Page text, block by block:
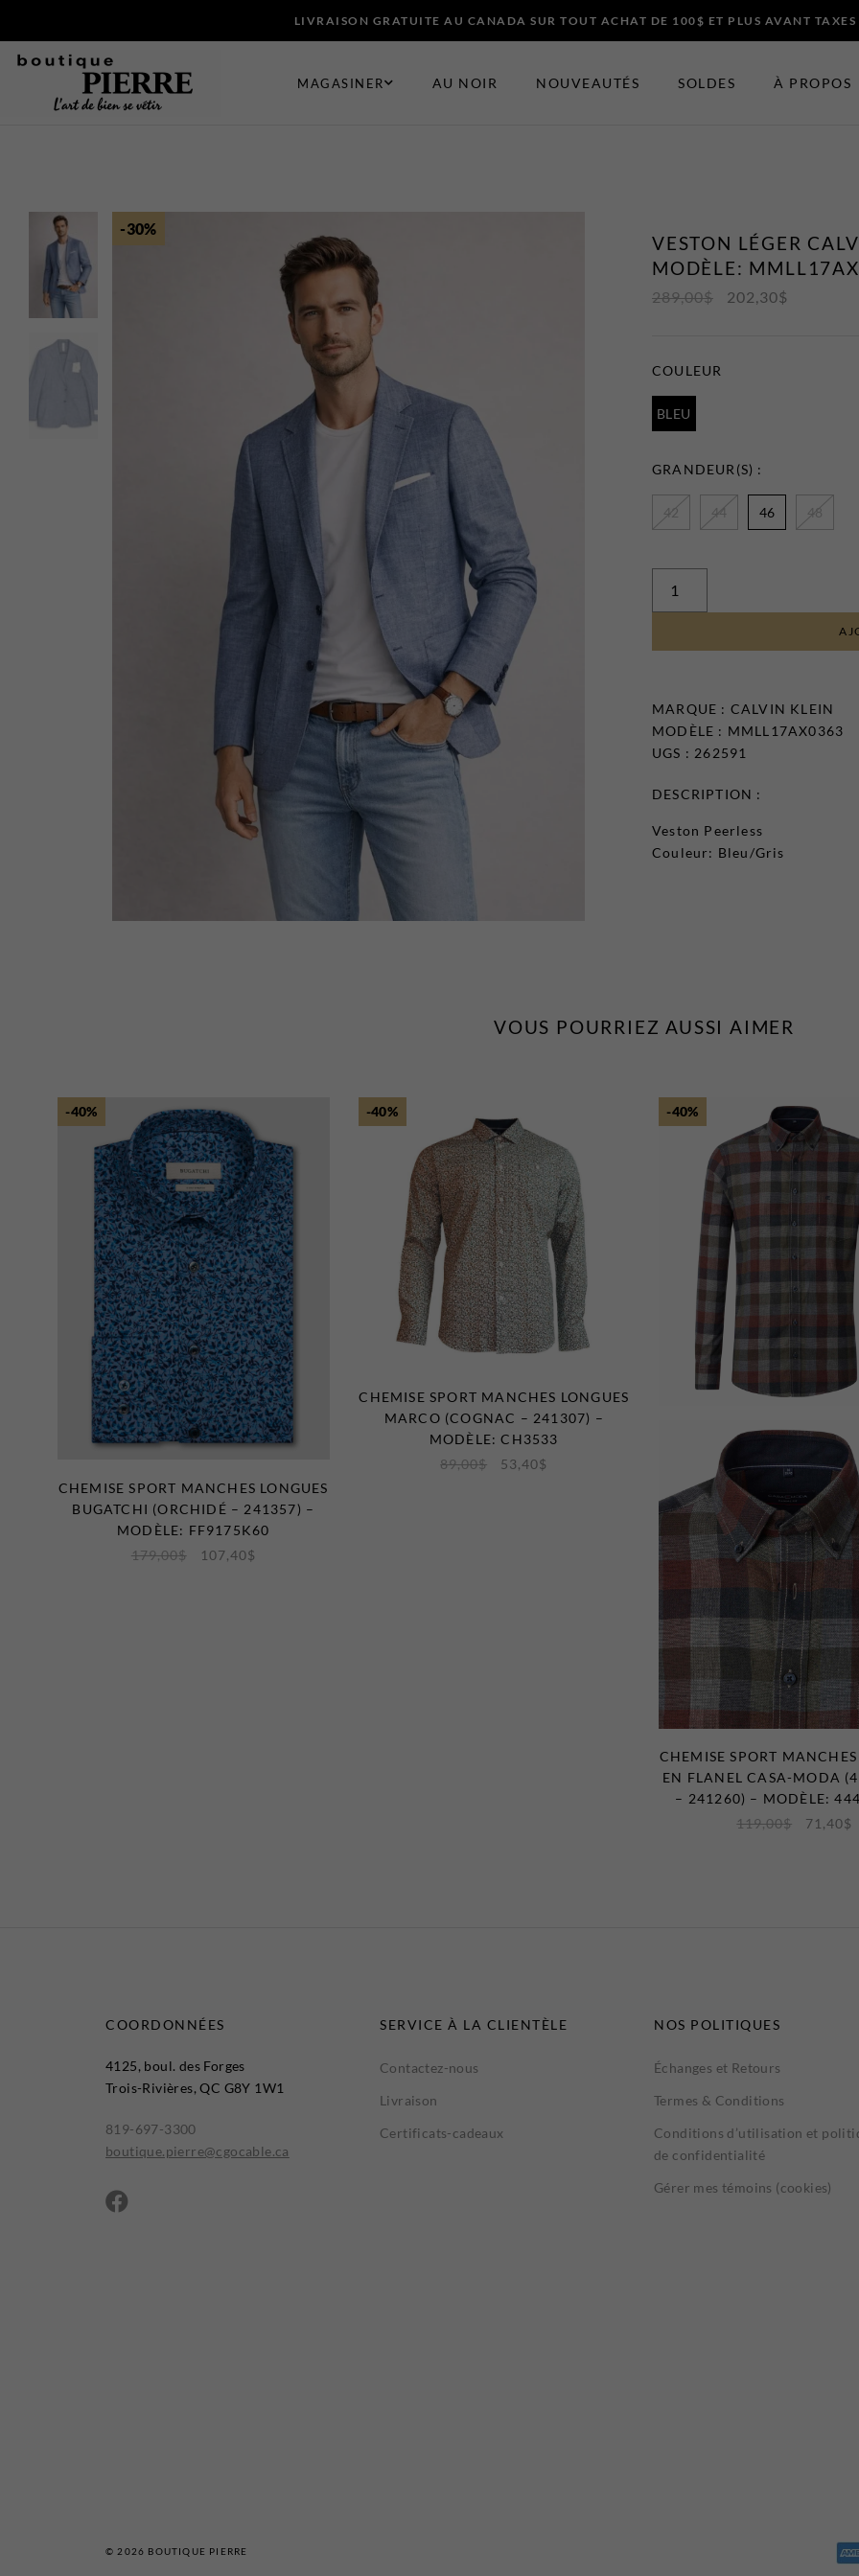
LIVRAISON GRATUITE AU CANADA SUR TOUT ACHAT DE 100$ ET PLUS AVANT TAXES
MAGASINER
Bermudas
Chandails et Cardigans
Chemises
Complets
Maillots de Bain
Ceintures et Bretelles
Chaussures
Cravates et Noeuds Papillons
Foulards et Chapeaux
Gants
Pochettes
Nouveautés
Soldes
Certificats-cadeaux
AU NOIR NOUVEAUTÉS SOLDES À PROPOS
-30%
VESTON LÉGER
MODÈLE:
289,00$ 202,30$
COULEUR
BLEU
GRANDEUR(S) :
42 44 46 48
MARQUE : CALVIN KLEIN
MODÈLE : MMLL17AX0363
UGS : 262591
DESCRIPTION :
Veston Peerless
Couleur: Bleu/Gris
VOUS POURRIEZ AUSSI AIMER
-40%
CHEMISE SPORT MANCHES LONGUES
BUGATCHI (ORCHIDÉ – 241357) –
MODÈLE: FF9175K60
179,00$ 107,40$
-40%
CHEMISE SPORT MANCHES LONGUES
MARCO (COGNAC – 241307) –
MODÈLE: CH3533
89,00$ 53,40$
-40%
CHEMISE SPORT
EN FLANEL CASA-MODA
– 241260) – MODÈLE:
119,00$ 71,40$
COORDONNÉES
4125, boul. des Forges
Trois-Rivières, QC G8Y 1W1
819-697-3300
boutique.pierre@cgocable.ca
SERVICE À LA CLIENTÈLE
Contactez-nous
Livraison
Certificats-cadeaux
NOS POLITIQUES
Échanges et Retours
Termes & Conditions
Conditions d’utilisation et
de confidentialité
Gérer mes témoins (cookies)
© 2026 BOUTIQUE PIERRE